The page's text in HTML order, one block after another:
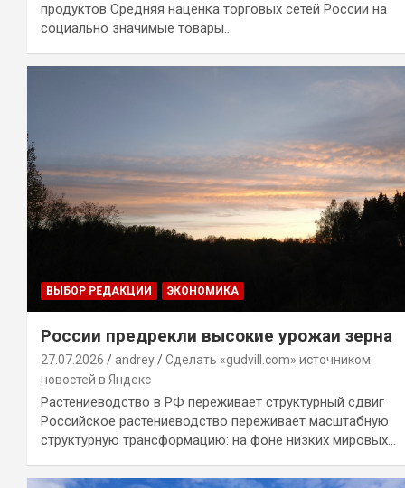
продуктов Средняя наценка торговых сетей России на
социально значимые товары…
ВЫБОР РЕДАКЦИИ ЭКОНОМИКА
России предрекли высокие урожаи зерна
27.07.2026 andrey
Сделать «gudvill.com» источником
новостей в Яндекс
Растениеводство в РФ переживает структурный сдвиг
Российское растениеводство переживает масштабную
структурную трансформацию: на фоне низких мировых…